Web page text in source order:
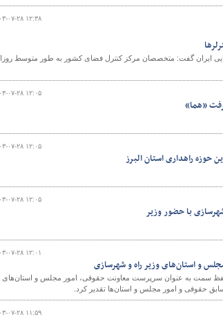
۱۴۰۳-۰۷-۲۸
ایران گفت: متخصصان مرکز کنترل فضای کشور به طور متوسط
۱۴۰۳-۰۷-۲۸
«هما»
۱۴۰۳-۰۷-۲۸
راهداری استان البرز
۱۴۰۳-۰۷-۲۸
با حضور وزیر
۱۴۰۳-۰۷-۲۸
و استان‌های وزیر راه و شهرسازی
سمت به عنوان سرپرست معاونت حقوقی، امور مجلس و استان‌های
حقوقی و امور مجلس و استان‌ها تقدیر کرد.
۱۴۰۳-۰۷-۲۸